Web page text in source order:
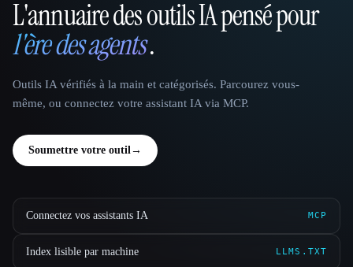
That AI Collection
L'annuaire des outils IA pensé pour
l'ère des agents.
Outils IA vérifiés à la main et catégorisés. Parcourez vous-
même, ou connectez votre assistant IA via MCP.
Soumettre votre outil→
Connectez vos assistants IA MCP
Index lisible par machine LLMS.TXT